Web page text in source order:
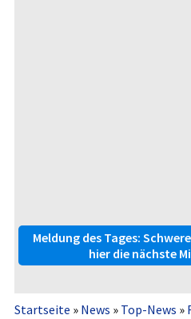
Meldung des Tages:
hier die nächste
Startseite » News » Top-News »